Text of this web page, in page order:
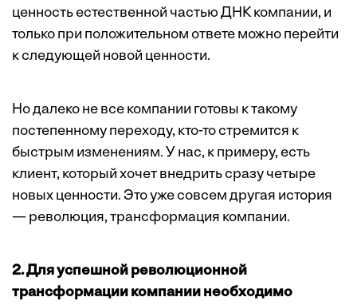
ценность естественной частью ДНК компании, и
только при положительном ответе можно перейти
к следующей новой ценности.
Но далеко не все компании готовы к такому
постепенному переходу, кто-то стремится к
быстрым изменениям. У нас, к примеру, есть
клиент, который хочет внедрить сразу четыре
новых ценности. Это уже совсем другая история
— революция, трансформация компании.
2. Для успешной революционной
трансформации компании необходимо